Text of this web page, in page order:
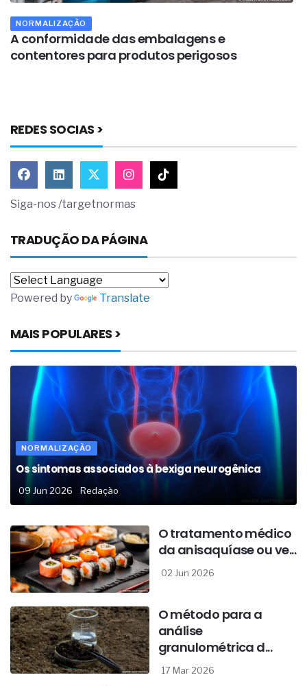
NORMALIZAÇÃO
A conformidade das embalagens e
contentores para produtos perigosos
REDES SOCIAS >
Siga-nos /targetnormas
TRADUÇÃO DA PÁGINA
Powered by Translate
MAIS POPULARES >
NORMALIZAÇÃO
Os sintomas associados à bexiga neurogênica
09 Jun 2026 Redação
O tratamento médico
da anisaquíase ou ve...
02 Jun 2026
O método para a
análise
granulométrica d...
17 Mar 2026